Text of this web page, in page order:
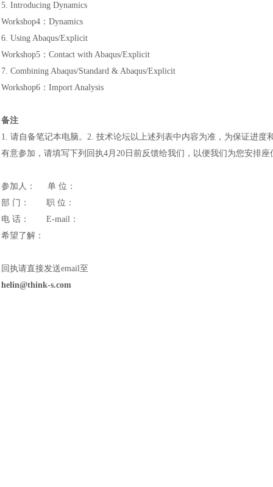
5. Introducing Dynamics
Workshop4：Dynamics
6. Using Abaqus/Explicit
Workshop5：Contact with Abaqus/Explicit
7. Combining Abaqus/Standard & Abaqus/Explicit
Workshop6：Import Analysis
备注
1. 请自备笔记本电脑。2. 技术论坛以上述列表中内容为准，为保证进
有意参加，请填写下列回执4月20日前反馈给我们，以便我们为您安排座
参加人：
单 位：
部 门：
职 位：
电 话：
E-mail：
希望了解：
回执请直接发送email至
helin@think-s.com